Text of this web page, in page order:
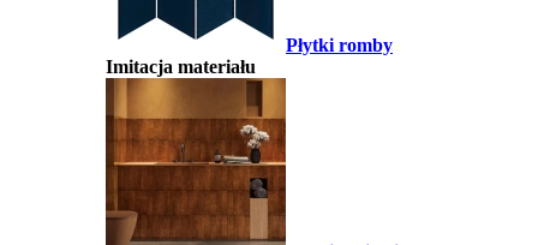
Płytki romby
Imitacja materiału